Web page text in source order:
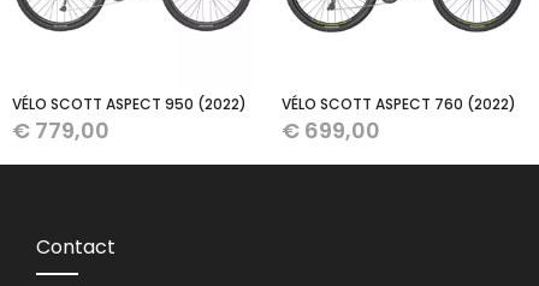
VÉLO SCOTT ASPECT 950 (2022)
€ 779,00
VÉLO SCOTT ASPECT 760 (2022)
€ 699,00
Contact